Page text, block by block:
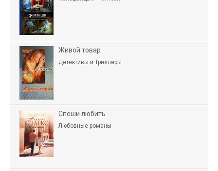
Живой товар
Детективы и Триллеры
Спеши любить
Любовные романы